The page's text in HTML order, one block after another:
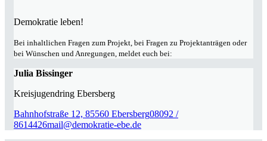
Demokratie leben!
Bei inhaltlichen Fragen zum Projekt, bei Fragen zu Projektanträgen oder
bei Wünschen und Anregungen, meldet euch bei:
Julia Bissinger
Kreisjugendring Ebersberg
Bahnhofstraße 12, 85560 Ebersberg08092 /
8614426mail@demokratie-ebe.de